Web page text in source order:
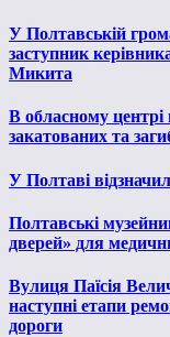
У Полтавській
заступник
Микита
В обласному
закатованих та
У Полтаві
Полтавські
дверей» для
Вулиця Паїсія
наступні етапи
дороги